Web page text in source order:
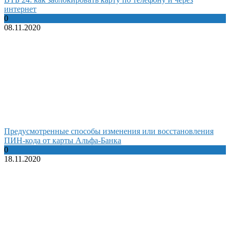
интернет
0
08.11.2020
Предусмотренные способы изменения или восстановления
ПИН-кода от карты Альфа-Банка
0
18.11.2020